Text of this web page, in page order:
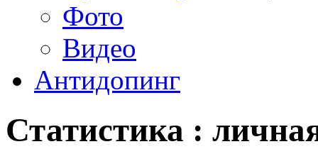
Фото
Видео
Антидопинг
Статистика :